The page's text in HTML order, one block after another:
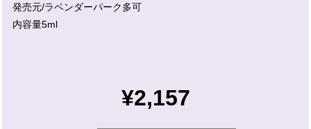
発売元/ラベンダーパーク多可
内容量5ml
¥2,157